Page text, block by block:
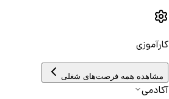
کارآموزی
مشاهده همه فرصت‌های شغلی
آکادمی